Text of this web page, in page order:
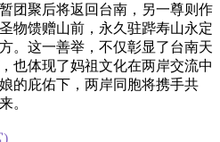
团聚后将返回台南，另一尊则作
物馈赠山前，永久驻跸寿山永定
。这一善举，不仅彰显了台南天
也体现了妈祖文化在两岸交流中
的庇佑下，两岸同胞将携手共
。
)